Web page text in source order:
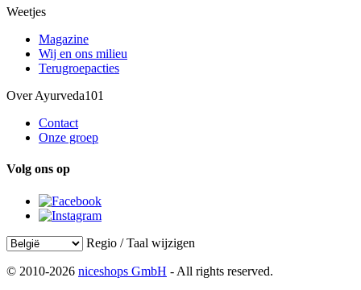
Weetjes
Magazine
Wij en ons milieu
Terugroepacties
Over Ayurveda101
Contact
Onze groep
Volg ons op
Regio / Taal wijzigen
© 2010-2026 niceshops GmbH - All rights reserved.